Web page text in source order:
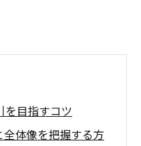
を目指すコツ
体像を把握する方